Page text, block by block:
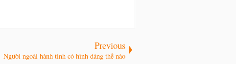
Previous
Người ngoài hành tinh có hình dáng thế nào